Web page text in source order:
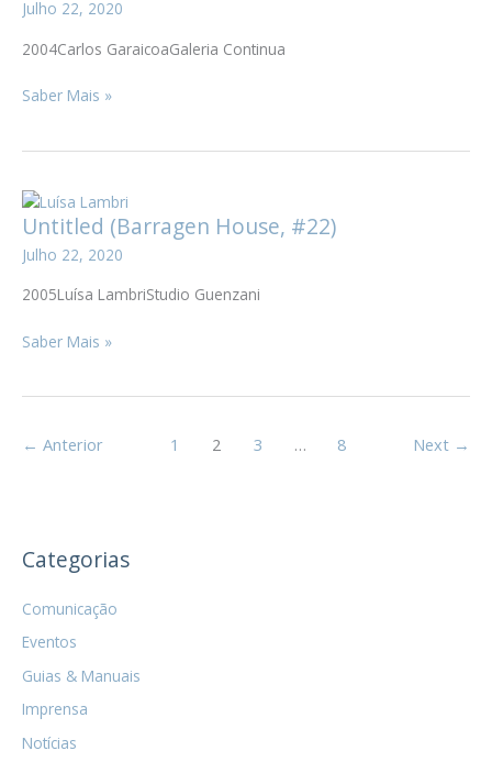
Categorias
Comunicação
Eventos
Guias & Manuais
Imprensa
Notícias
Julho 22, 2020
2004Carlos GaraicoaGaleria Continua
Untitled
Saber Mais »
Untitled (Barragen House, #22)
Julho 22, 2020
2005Luísa LambriStudio Guenzani
Untitled
Saber Mais »
← Anterior 1 2 3 … 8 Next →